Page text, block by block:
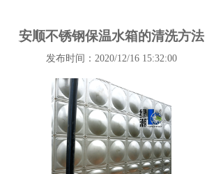
安顺不锈钢保温水箱的清洗方法
发布时间：2020/12/16 15:32:00